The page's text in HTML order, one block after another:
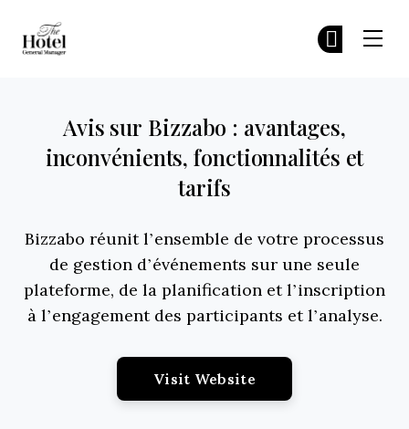
Avis sur Bizzabo : avantages,
inconvénients, fonctionnalités et
tarifs
Bizzabo réunit l’ensemble de votre processus
de gestion d’événements sur une seule
plateforme, de la planification et l’inscription
à l’engagement des participants et l’analyse.
Visit Website